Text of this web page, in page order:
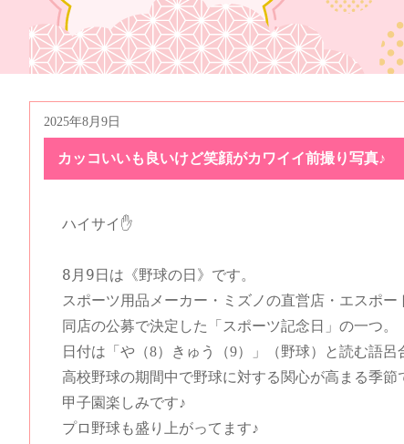
2025年8月9日
カッコいいも良いけど笑顔がカワイイ前撮り写真♪
ハイサイ✋
8月9日は《野球の日》です。
スポーツ用品メーカー・ミズノの直営店・エスポ
同店の公募で決定した「スポーツ記念日」の一つ。
日付は「や（8）きゅう（9）」（野球）と読む語呂
高校野球の期間中で野球に対する関心が高まる季節
甲子園楽しみです♪
プロ野球も盛り上がってます♪